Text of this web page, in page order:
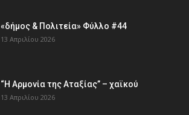
«δήμος & Πολιτεία» Φύλλο #44
13 Απριλίου 2026
“Η Αρμονία της Αταξίας” – χαϊκού
13 Απριλίου 2026